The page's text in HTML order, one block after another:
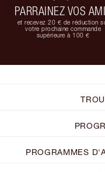
PARRAINEZ VOS
et recevez 20 € de réduction
votre prochaine commande
supérieure à 100 €
PROGRAMMES